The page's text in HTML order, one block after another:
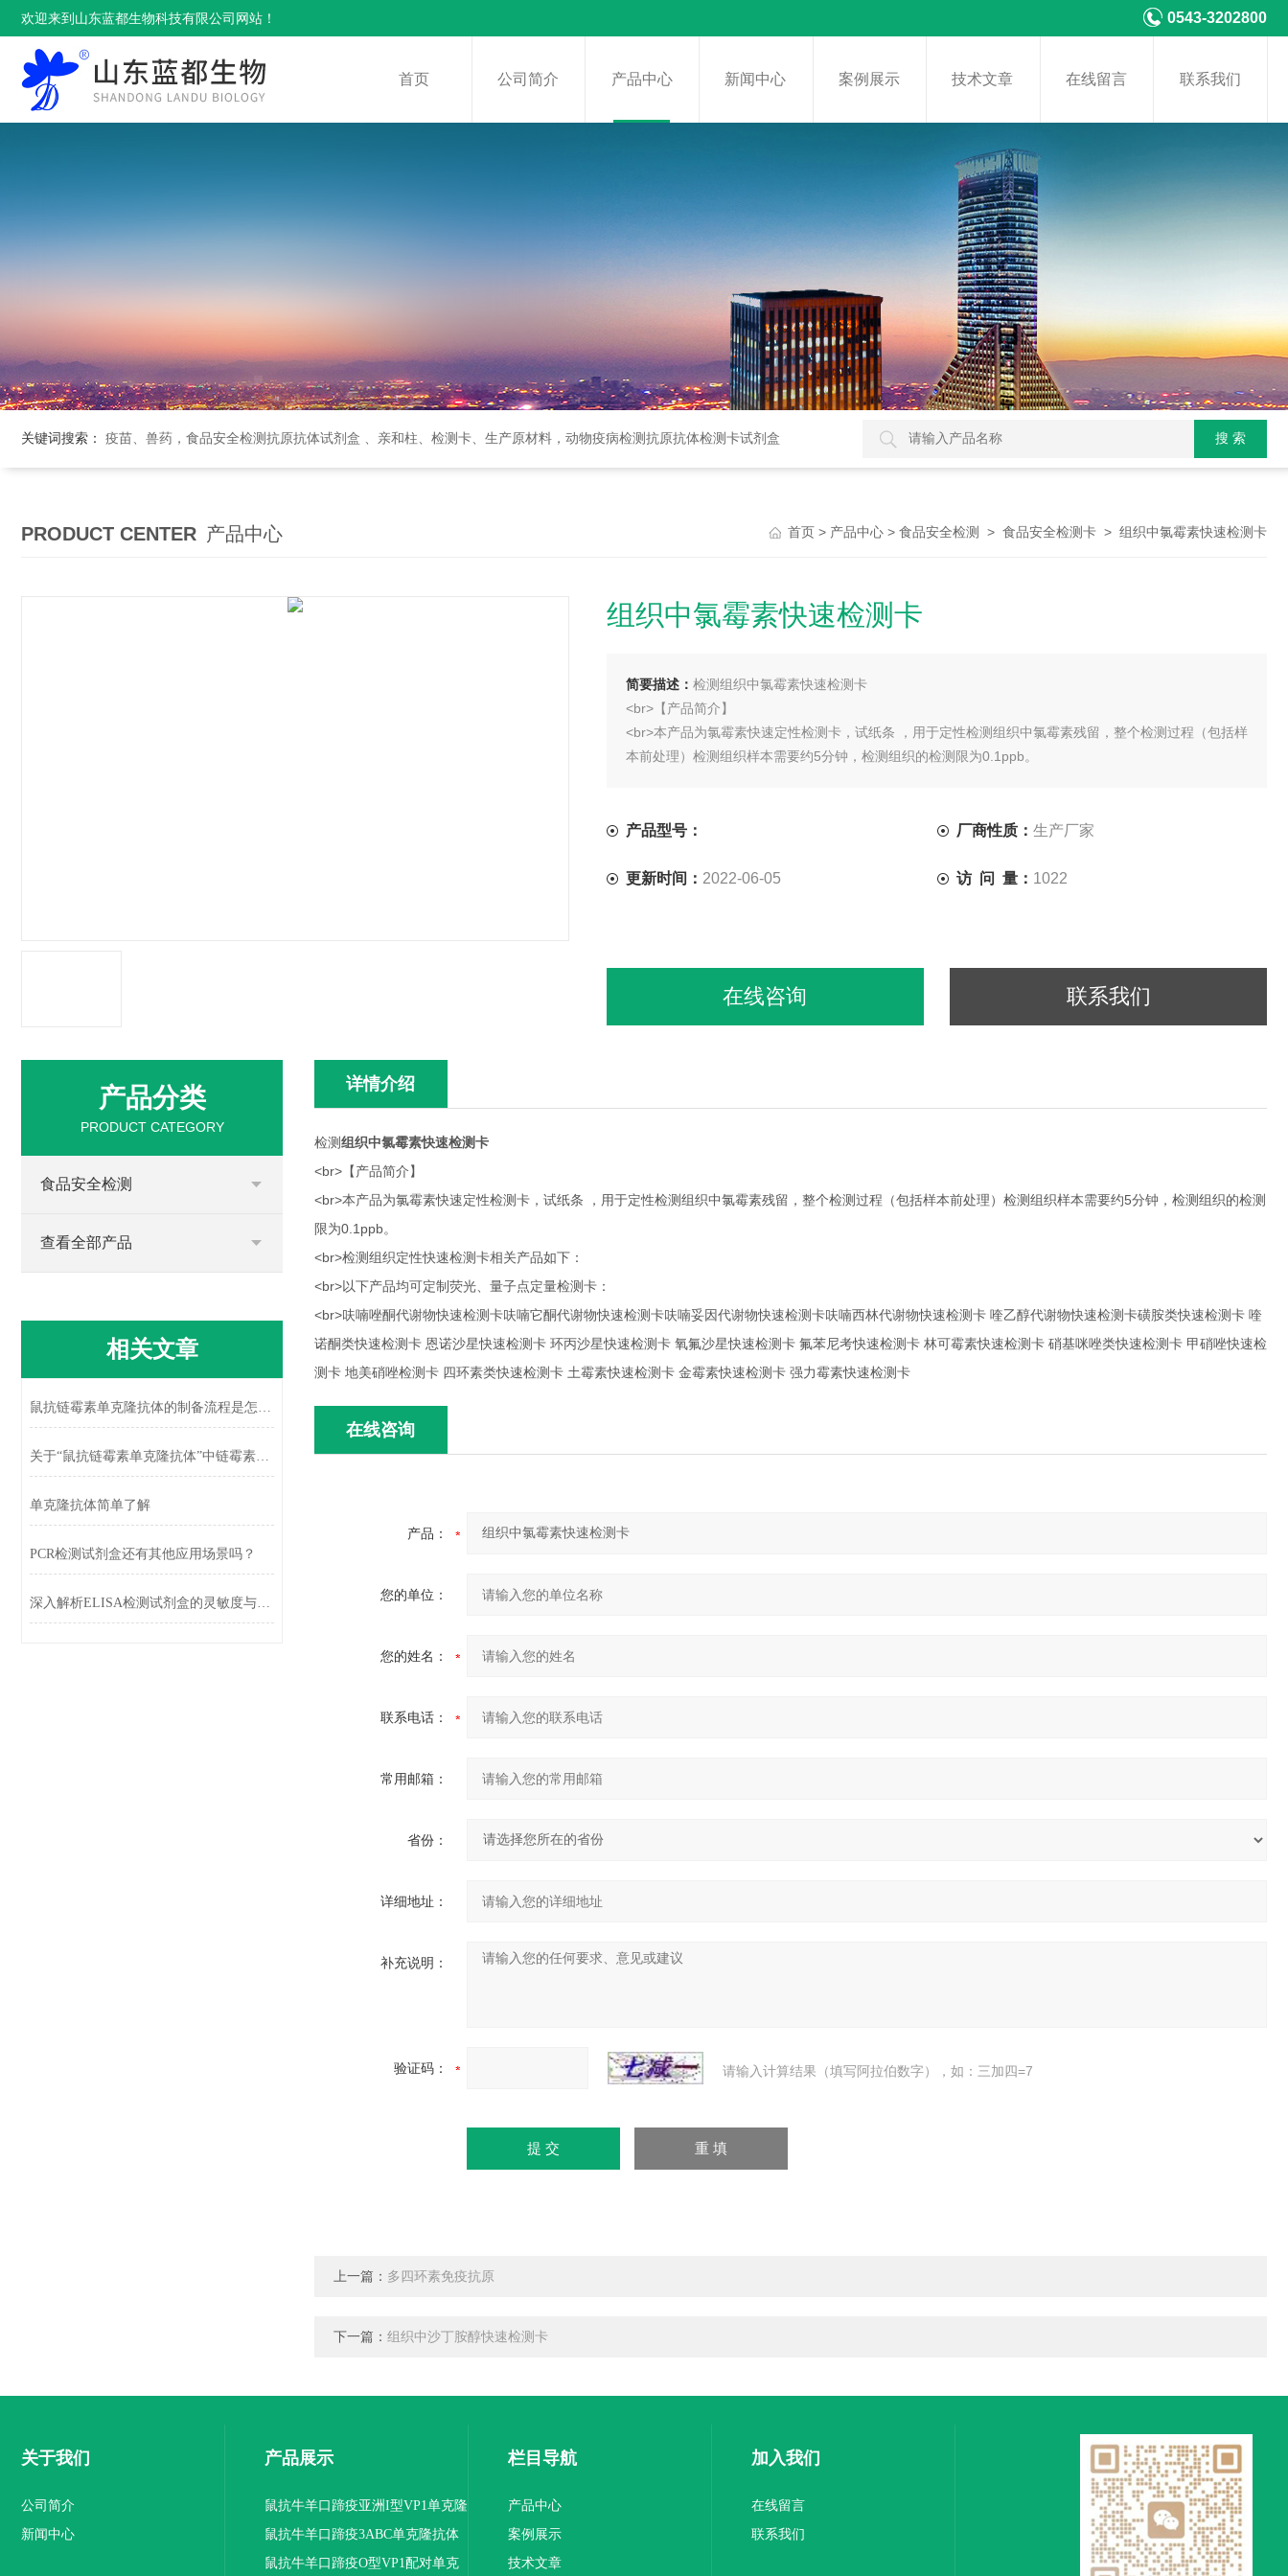
欢迎来到山东蓝都生物科技有限公司网站！ 0543-3202800
首页 公司简介 产品中心 新闻中心 案例展示 技术文章 在线留言 联系我们
关键词搜索： 疫苗、兽药，食品安全检测抗原抗体试剂盒 、亲和柱、检测卡、生产原材料，动物疫病检测抗原抗体检测卡试剂盒
PRODUCT CENTER 产品中心 首页 > 产品中心 > 食品安全检测 > 食品安全检测卡 > 组织中氯霉素快速检测卡
组织中氯霉素快速检测卡
简要描述： 检测组织中氯霉素快速检测卡
<br>【产品简介】
<br>本产品为氯霉素快速定性检测卡，试纸条 ，用于定性检测组织中氯霉素残留，整个检测过程（包括样
本前处理）检测组织样本需要约5分钟，检测组织的检测限为0.1ppb。
产品型号： 厂商性质： 生产厂家
更新时间： 2022-06-05 访 问 量： 1022
在线咨询 联系我们
详情介绍
检测组织中氯霉素快速检测卡
<br>【产品简介】
<br>本产品为氯霉素快速定性检测卡，试纸条 ，用于定性检测组织中氯霉素残留，整个检测过程（包括样本前处理）检测组织样本需要约5分钟，检测组织的检测
限为0.1ppb。
<br>检测组织定性快速检测卡相关产品如下：
<br>以下产品均可定制荧光、量子点定量检测卡：
<br>呋喃唑酮代谢物快速检测卡呋喃它酮代谢物快速检测卡呋喃妥因代谢物快速检测卡呋喃西林代谢物快速检测卡 喹乙醇代谢物快速检测卡磺胺类快速检测卡 喹
诺酮类快速检测卡 恩诺沙星快速检测卡 环丙沙星快速检测卡 氧氟沙星快速检测卡 氟苯尼考快速检测卡 林可霉素快速检测卡 硝基咪唑类快速检测卡 甲硝唑快速检
测卡 地美硝唑检测卡 四环素类快速检测卡 土霉素快速检测卡 金霉素快速检测卡 强力霉素快速检测卡
在线咨询
产品：
您的单位：
您的姓名：
联系电话：
常用邮箱：
省份：
详细地址：
补充说明：
验证码： 请输入计算结果（填写阿拉伯数字），如：三加四=7
上一篇： 多四环素免疫抗原
下一篇： 组织中沙丁胺醇快速检测卡
产品分类
PRODUCT CATEGORY
食品安全检测
查看全部产品
相关文章
鼠抗链霉素单克隆抗体的制备流程是怎样的？
关于“鼠抗链霉素单克隆抗体”中链霉素的检测，你知道几种方法
单克隆抗体简单了解
PCR检测试剂盒还有其他应用场景吗？
深入解析ELISA检测试剂盒的灵敏度与特异性
关于我们
公司简介
新闻中心
产品展示
鼠抗牛羊口蹄疫亚洲I型VP1单克隆
抗体
鼠抗牛羊口蹄疫3ABC单克隆抗体
鼠抗牛羊口蹄疫O型VP1配对单克
栏目导航
产品中心
案例展示
技术文章
加入我们
在线留言
联系我们